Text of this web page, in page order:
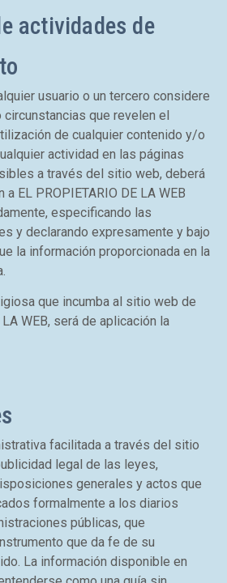
actividades de
usuario o un tercero considere
que revelen el
de cualquier contenido y/o
actividad en las páginas
a través del sitio web, deberá
EL PROPIETARIO DE LA WEB
especificando las
y declarando expresamente y bajo
la información proporcionada en la
que incumba al sitio web de
LA WEB, será de aplicación la
facilitada a través del sitio
legal de las leyes,
generales y actos que
formalmente a los diarios
públicas, que
que da fe de su
La información disponible en